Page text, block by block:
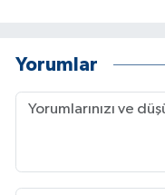
Yorumlar